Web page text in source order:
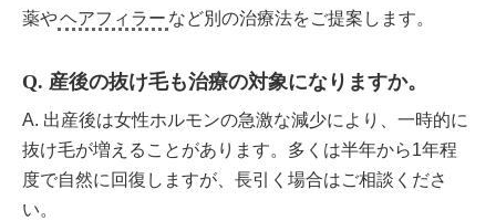
薬やヘアフィラー など別の治療法をご提案します。
Q. 産後の抜け毛も治療の対象になりますか。
A. 出産後は女性ホルモンの急激な減少により、一時的に
抜け毛が増えることがあります。多くは半年から1年程
度で自然に回復しますが、長引く場合はご相談くださ
い。